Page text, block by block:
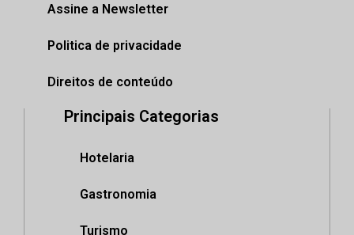
Assine a Newsletter
Politica de privacidade
Direitos de conteúdo
Principais Categorias
Hotelaria
Gastronomia
Turismo